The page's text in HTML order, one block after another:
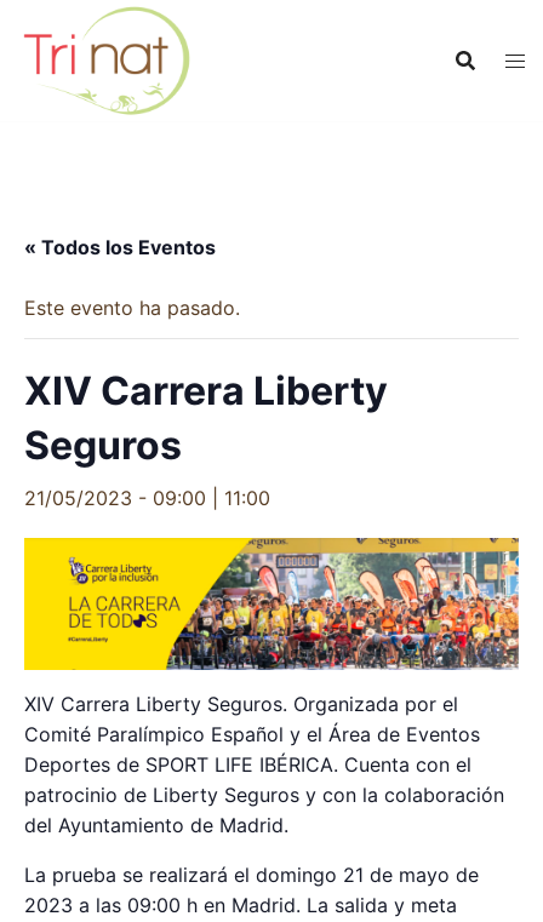
contenido
« Todos los Eventos
Este evento ha pasado.
XIV Carrera Liberty
Seguros
21/05/2023 - 09:00 11:00
XIV Carrera Liberty Seguros. Organizada por el
Comité Paralímpico Español y el Área de Eventos
Deportes de SPORT LIFE IBÉRICA. Cuenta con el
patrocinio de Liberty Seguros y con la colaboración
del Ayuntamiento de Madrid.
La prueba se realizará el domingo 21 de mayo de
2023 a las 09:00 h en Madrid. La salida y meta